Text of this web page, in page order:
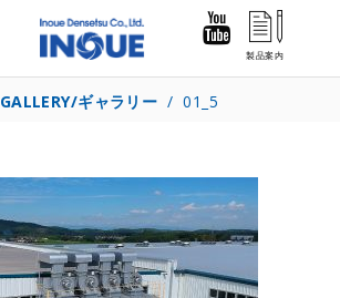
GALLERY/ギャラリー /01_5